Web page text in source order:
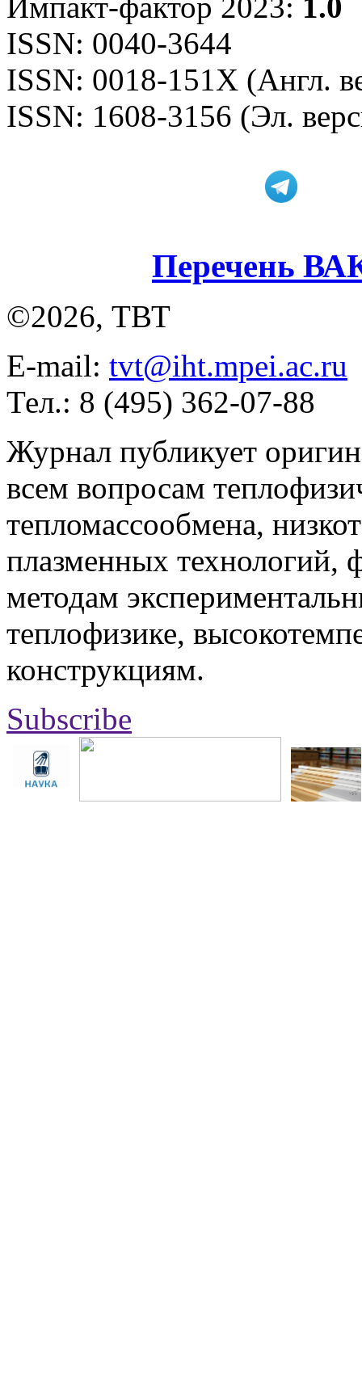
Импакт-фактор 2023: 1.0
ISSN: 0040-3644
ISSN: 0018-151X (Англ.
ISSN: 1608-3156 (Эл.
Перечень
©2026, ТВТ
E-mail: tvt@iht.mpei.ac.ru
Тел.: 8 (495) 362-07-88
Журнал публикует
всем вопросам
тепломассообмена,
плазменных технологий,
методам
теплофизике,
конструкциям.
Subscribe